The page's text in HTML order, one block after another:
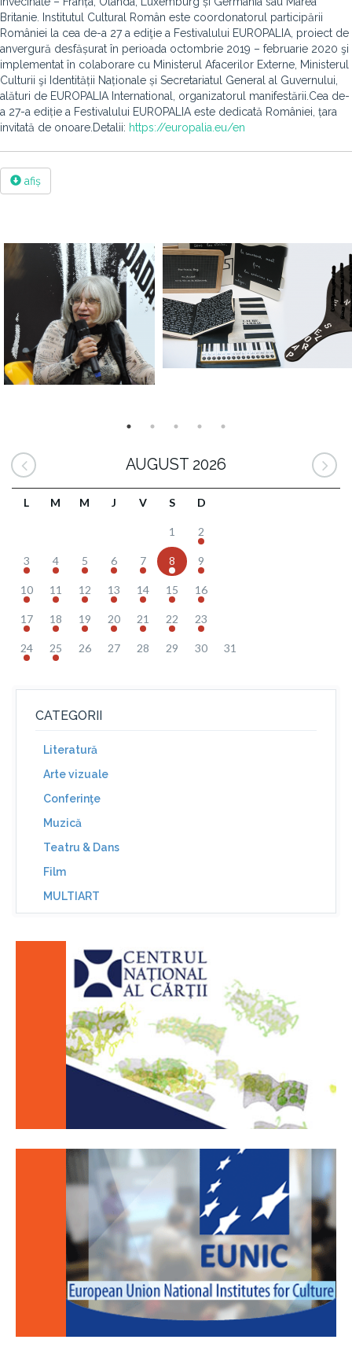
Britanie. Institutul Cultural Român este coordonatorul participării
României la cea de-a 27 a ediţie a Festivalului EUROPALIA, proiect de
anvergură desfășurat în perioada octombrie 2019 – februarie 2020 şi
implementat în colaborare cu Ministerul Afacerilor Externe, Ministerul
Culturii şi Identității Naționale și Secretariatul General al Guvernului,
alături de EUROPALIA International, organizatorul manifestării.Cea de-
a 27-a ediție a Festivalului EUROPALIA este dedicată României, țara
invitată de onoare.Detalii: https://europalia.eu/en
afiș
AUGUST 2026
L M M J V S D
1 2
3 4 5 6 7 8 9
10 11 12 13 14 15 16
17 18 19 20 21 22 23
24 25 26 27 28 29 30 31
CATEGORII
Literatură
Arte vizuale
Conferinţe
Muzică
Teatru & Dans
Film
MULTIART